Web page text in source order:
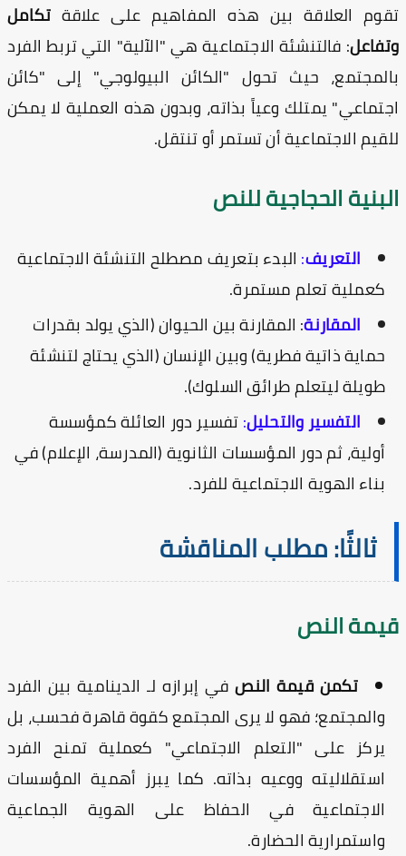
العلاقة بين هذه المفاهيم على علاقةتكامل
: فالتنشئة الاجتماعية هي "الآلية" التي تربط الفرد
حيث تحول "الكائن البيولوجي" إلى "كائن
يمتلك وعياً بذاته، وبدون هذه العملية لا يمكن
الاجتماعية أن تستمر أو تنتقل.
الحجاجية للنص
التعريف:البدء بتعريف مصطلح التنشئة الاجتماعية
كعملية تعلم مستمرة.
المقارنة: المقارنة بين الحيوان (الذي يولد بقدرات
حماية ذاتية فطرية) وبين الإنسان (الذي يحتاج لتنشئة
طويلة ليتعلم طرائق السلوك).
التفسير والتحليل:تفسير دور العائلة كمؤسسة
أولية، ثم دور المؤسسات الثانوية (المدرسة، الإعلام) في
بناء الهوية الاجتماعية للفرد.
ثالثًا: مطلب المناقشة
النص
تكمن قيمة النصفي إبرازه لـ الدينامية بين الفرد
والمجتمع؛ فهو لا يرى المجتمع كقوة قاهرة فحسب، بل
يركز على "التعلم الاجتماعي" كعملية تمنح الفرد
استقلاليته ووعيه بذاته. كما يبرز أهمية المؤسسات
الاجتماعية في الحفاظ على الهوية الجماعية
واستمرارية الحضارة.